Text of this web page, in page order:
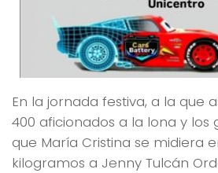
En la jornada festiva, a la que
400 aficionados a la lona y los
que María Cristina se midiera
kilogramos a Jenny Tulcán